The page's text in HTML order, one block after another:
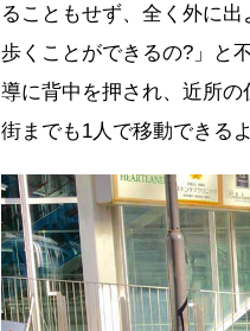
ることもせず、全く外に
歩くことができるの?」と
導に背中を押され、近所
街までも1人で移動できる